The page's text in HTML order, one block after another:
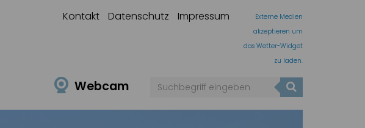
Kontakt Datenschutz Impressum
Externe Medien
akzeptieren um
das Wetter-Widget
zu laden.
Webcam